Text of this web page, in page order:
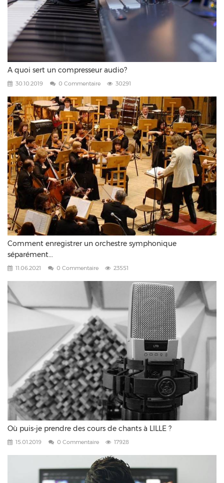
A quoi sert un compresseur audio?
30.10.2019 0 Commentaire 30291
Comment enregistrer un orchestre symphonique
séparément...
11.06.2021 0 Commentaire 23551
Où puis-je prendre des cours de chants à LILLE ?
15.01.2019 0 Commentaire 17928